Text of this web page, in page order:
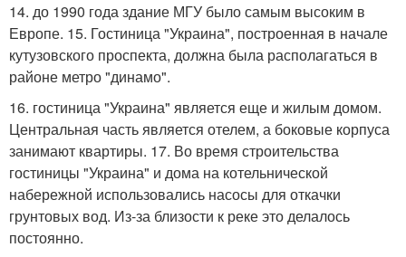
14. до 1990 года здание МГУ было самым высоким в
Европе. 15. Гостиница "Украина", построенная в начале
кутузовского проспекта, должна была располагаться в
районе метро "динамо".
16. гостиница "Украина" является еще и жилым домом.
Центральная часть является отелем, а боковые корпуса
занимают квартиры. 17. Во время строительства
гостиницы "Украина" и дома на котельнической
набережной использовались насосы для откачки
грунтовых вод. Из-за близости к реке это делалось
постоянно.